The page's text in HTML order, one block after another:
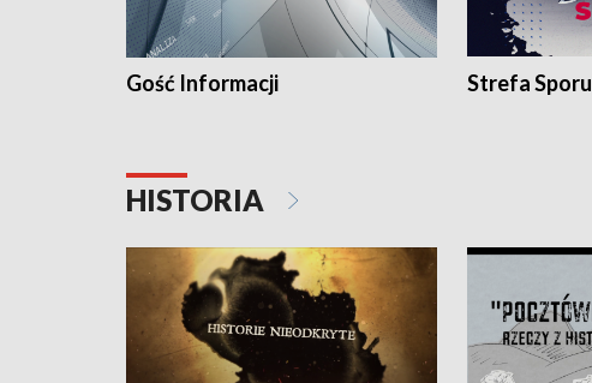
Gość Informacji Strefa Sporu
HISTORIA